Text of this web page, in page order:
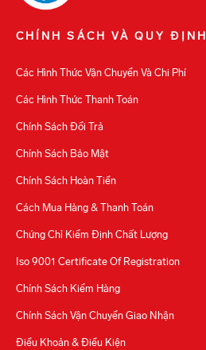
CHÍNH SÁCH VÀ QUY ĐỊNH
Các Hình Thức Vận Chuyển Và Chi Phí
Các Hình Thức Thanh Toán
Chính Sách Đổi Trả
Chính Sách Bảo Mật
Chính Sách Hoàn Tiền
Cách Mua Hàng & Thanh Toán
Chứng Chỉ Kiểm Định Chất Lượng
Iso 9001 Certificate Of Registration
Chính Sách Kiểm Hàng
Chính Sách Vận Chuyển Giao Nhận
Điều Khoản & Điều Kiện